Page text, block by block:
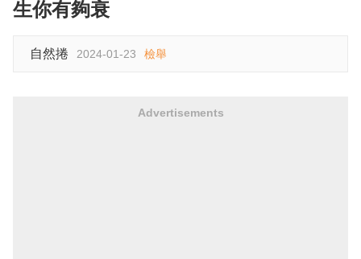
生你有夠衰
自然捲 2024-01-23 檢舉
Advertisements